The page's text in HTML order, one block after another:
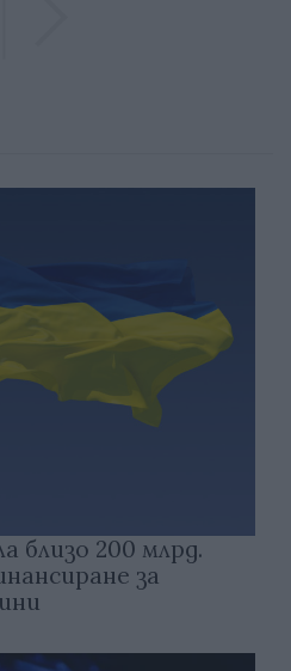
близо 200 млрд.
за